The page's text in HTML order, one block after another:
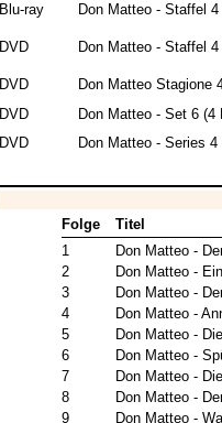
Blu-ray
Don Matteo - Staffel
DVD Don Matteo - Staffel
DVD
Don Matteo Stagione
DVD
Don Matteo - Set 6 (4
DVD
Don Matteo - Series
Folge
Titel
1
Don Matteo -
2
Don Matteo -
3
Don Matteo -
4
Don Matteo -
5
Don Matteo -
6
Don Matteo -
7
Don Matteo -
8
Don Matteo -
9
Don Matteo -